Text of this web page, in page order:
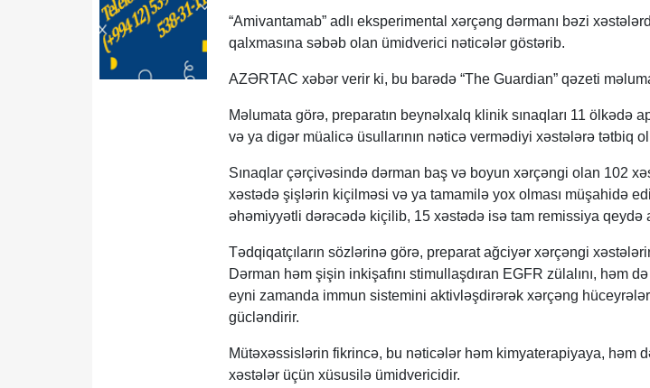
“Amivantamab” adlı eksperimental xərçəng dərmanı bəzi
qalxmasına səbəb olan ümidverici nəticələr göstərib.
AZƏRTAC xəbər verir ki, bu barədə “The Guardian” qəzeti
Məlumata görə, preparatın beynəlxalq klinik sınaqları 11 ölkədə
və ya digər müalicə üsullarının nəticə vermədiyi xəstələrə tətbiq
Sınaqlar çərçivəsində dərman baş və boyun xərçəngi olan 102
xəstədə şişlərin kiçilməsi və ya tamamilə yox olması müşahidə
əhəmiyyətli dərəcədə kiçilib, 15 xəstədə isə tam remissiya qeydə
Tədqiqatçıların sözlərinə görə, preparat ağciyər xərçəngi
Dərman həm şişin inkişafını stimullaşdıran EGFR zülalını, həm
eyni zamanda immun sistemini aktivləşdirərək xərçəng
gücləndirir.
Mütəxəssislərin fikrincə, bu nəticələr həm kimyaterapiyaya, həm
xəstələr üçün xüsusilə ümidvericidir.